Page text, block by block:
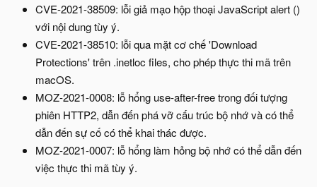
CVE-2021-38509: lỗi giả mạo hộp thoại JavaScript alert ()
với nội dung tùy ý.
CVE-2021-38510: lỗi qua mặt cơ chế 'Download
Protections' trên .inetloc files, cho phép thực thi mã trên
macOS.
MOZ-2021-0008: lỗ hổng use-after-free trong đối tượng
phiên HTTP2, dẫn đến phá vỡ cấu trúc bộ nhớ và có thể
dẫn đến sự cố có thể khai thác được.
MOZ-2021-0007: lỗ hổng làm hỏng bộ nhớ có thể dẫn đến
việc thực thi mã tùy ý.